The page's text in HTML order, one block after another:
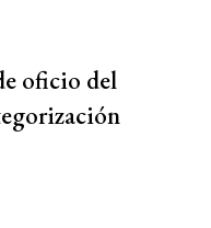
oficio del